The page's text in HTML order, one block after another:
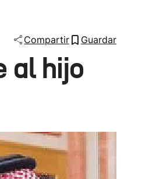
Compartir Guardar
al hijo